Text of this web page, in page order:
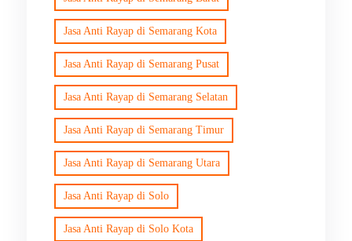
Jasa Anti Rayap di Semarang Kota
Jasa Anti Rayap di Semarang Pusat
Jasa Anti Rayap di Semarang Selatan
Jasa Anti Rayap di Semarang Timur
Jasa Anti Rayap di Semarang Utara
Jasa Anti Rayap di Solo
Jasa Anti Rayap di Solo Kota